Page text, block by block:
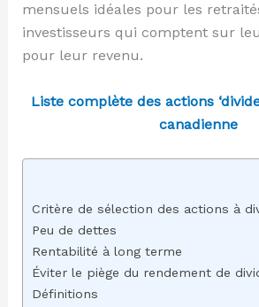
mensuels idéales pour les
investisseurs qui comptent sur
pour leur revenu.
Liste complète des actions
canadienne
Critère de sélection des actions à
Peu de dettes
Rentabilité à long terme
Éviter le piège du rendement de
Définitions